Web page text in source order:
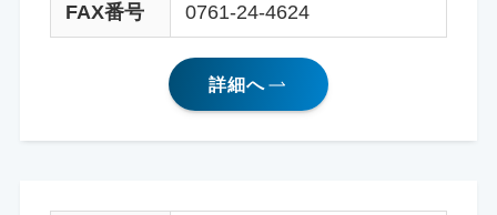
FAX番号 0761-24-4624
詳細へ